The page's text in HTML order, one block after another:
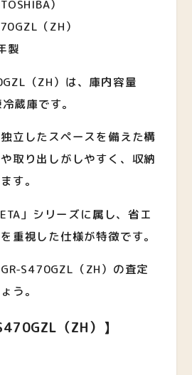
）
（ZH）
（ZH）は、庫内容量
蔵庫です。
立したスペースを備えた構
取り出しがしやすく、収納
す。
」シリーズに属し、省エ
重視した仕様が特徴です。
S470GZL（ZH）の査定
う。
（ZH）】